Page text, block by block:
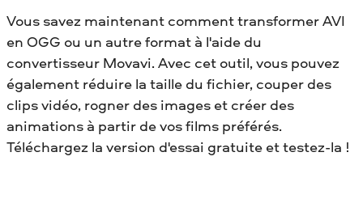
Vous savez maintenant comment transformer AVI
en OGG ou un autre format à l'aide du
convertisseur Movavi. Avec cet outil, vous pouvez
également réduire la taille du fichier, couper des
clips vidéo, rogner des images et créer des
animations à partir de vos films préférés.
Téléchargez la version d'essai gratuite et testez-la !